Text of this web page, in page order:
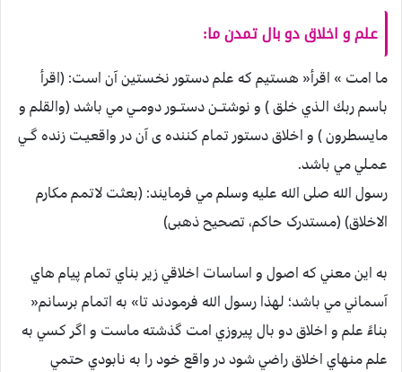
علم و اخلاق دو بال تمدن ما:‌
ما امت » اقرأ« هستيم كه علم دستور نخستين آن است: (اقرأ
باسم ربك الـذي خلق ) و نوشتــن دستــور دومــي مي باشد (والقلم و
مايسطرون ) و اخلاق دستور تمام كننده ی آن در واقعيـت زنده گــي
عمـلي مي باشد.
رسول الله صلی الله عليه وسلم مي فرمايند:‌ (بعثت لاتمم مكارم
الاخلاق) (مستدرک حاکم، تصحیح ذهبی)
به اين معني كه اصول و اساسات اخلاقي زير بناي تمام پيام هاي
آسماني مي باشد؛ لهذا رسول الله فرمودند تا» به اتمام برسانم«
بناءً علم و اخلاق دو بال پيروزي امت گذشته ماست و اگر كسي به
علم منهاي اخلاق راضي شود در واقع خود را به نابودي حتمي